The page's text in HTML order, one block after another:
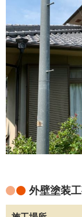
外壁塗装